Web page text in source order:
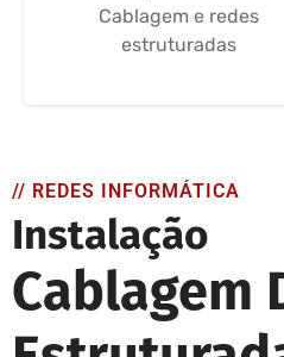
Cablagem e redes
estruturadas
// REDES INFORMÁTICA
Instalação
Cablagem